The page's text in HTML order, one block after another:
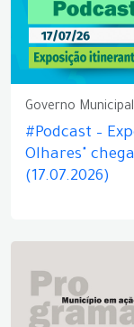
Governo Municipal
#Podcast –
Olhares"
(17.07.2026)